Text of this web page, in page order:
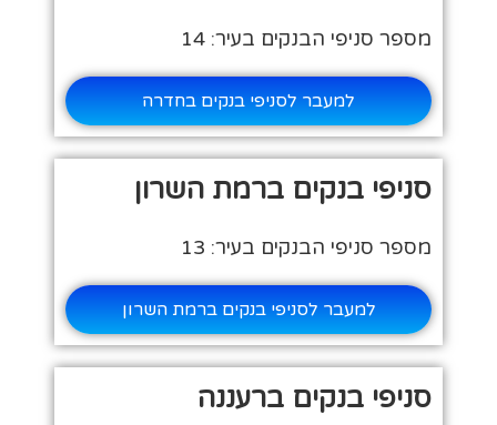
מספר סניפי הבנקים בעיר: 14
למעבר לסניפי בנקים בחדרה
סניפי בנקים ברמת השרון
מספר סניפי הבנקים בעיר: 13
למעבר לסניפי בנקים ברמת השרון
סניפי בנקים ברעננה